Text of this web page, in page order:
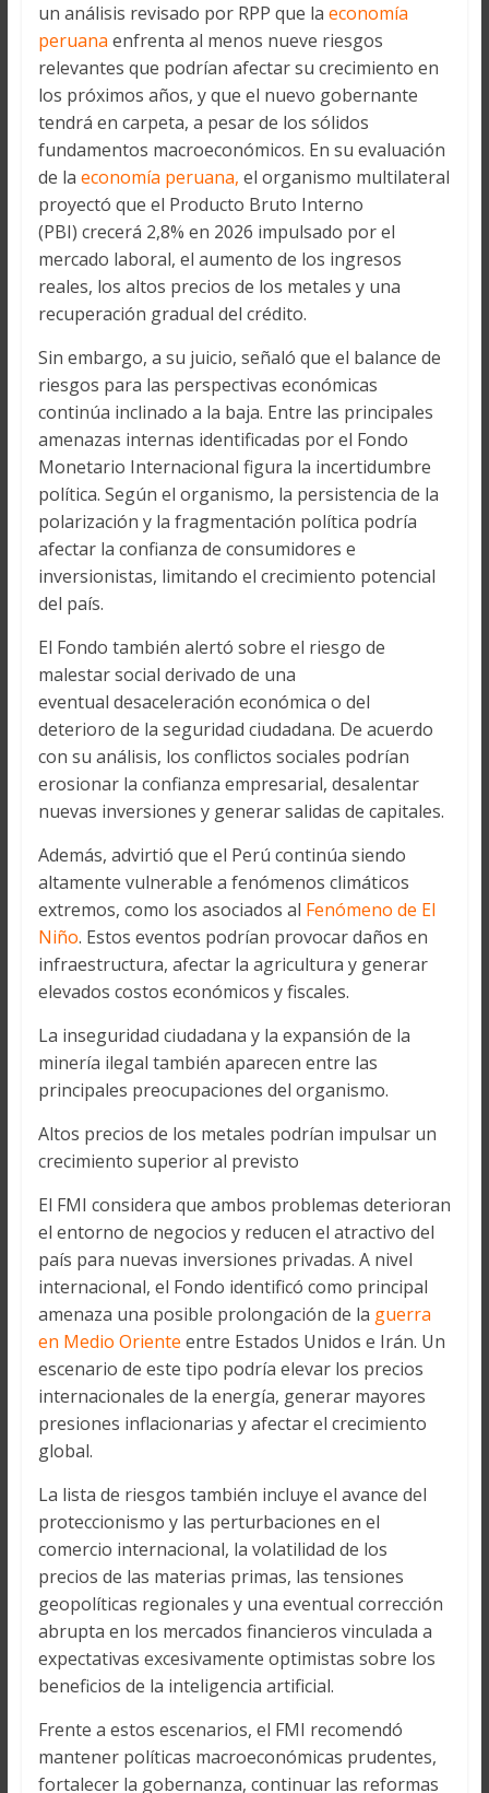
un análisis revisado por RPP que la economía
peruana enfrenta al menos nueve riesgos
relevantes que podrían afectar su crecimiento en
los próximos años, y que el nuevo gobernante
tendrá en carpeta, a pesar de los sólidos
fundamentos macroeconómicos. En su evaluación
de la economía peruana, el organismo multilateral
proyectó que el Producto Bruto Interno
(PBI) crecerá 2,8% en 2026 impulsado por el
mercado laboral, el aumento de los ingresos
reales, los altos precios de los metales y una
recuperación gradual del crédito.
Sin embargo, a su juicio, señaló que el balance de
riesgos para las perspectivas económicas
continúa inclinado a la baja. Entre las principales
amenazas internas identificadas por el Fondo
Monetario Internacional figura la incertidumbre
política. Según el organismo, la persistencia de la
polarización y la fragmentación política podría
afectar la confianza de consumidores e
inversionistas, limitando el crecimiento potencial
del país.
El Fondo también alertó sobre el riesgo de
malestar social derivado de una
eventual desaceleración económica o del
deterioro de la seguridad ciudadana. De acuerdo
con su análisis, los conflictos sociales podrían
erosionar la confianza empresarial, desalentar
nuevas inversiones y generar salidas de capitales.
Además, advirtió que el Perú continúa siendo
altamente vulnerable a fenómenos climáticos
extremos, como los asociados al Fenómeno de El
Niño. Estos eventos podrían provocar daños en
infraestructura, afectar la agricultura y generar
elevados costos económicos y fiscales.
La inseguridad ciudadana y la expansión de la
minería ilegal también aparecen entre las
principales preocupaciones del organismo.
Altos precios de los metales podrían impulsar un
crecimiento superior al previsto
El FMI considera que ambos problemas deterioran
el entorno de negocios y reducen el atractivo del
país para nuevas inversiones privadas. A nivel
internacional, el Fondo identificó como principal
amenaza una posible prolongación de la guerra
en Medio Oriente entre Estados Unidos e Irán. Un
escenario de este tipo podría elevar los precios
internacionales de la energía, generar mayores
presiones inflacionarias y afectar el crecimiento
global.
La lista de riesgos también incluye el avance del
proteccionismo y las perturbaciones en el
comercio internacional, la volatilidad de los
precios de las materias primas, las tensiones
geopolíticas regionales y una eventual corrección
abrupta en los mercados financieros vinculada a
expectativas excesivamente optimistas sobre los
beneficios de la inteligencia artificial.
Frente a estos escenarios, el FMI recomendó
mantener políticas macroeconómicas prudentes,
fortalecer la gobernanza, continuar las reformas